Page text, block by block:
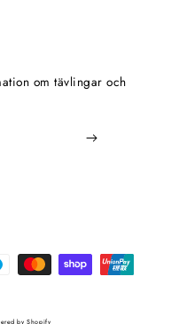
om tävlingar och
by Shopify